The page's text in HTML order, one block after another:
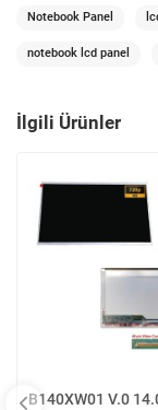
Notebook Panel
notebook lcd panel
İlgili Ürünler
B140XW01 V.0